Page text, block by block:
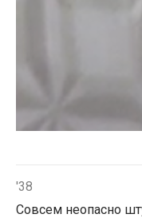
'38
Совсем неопасно